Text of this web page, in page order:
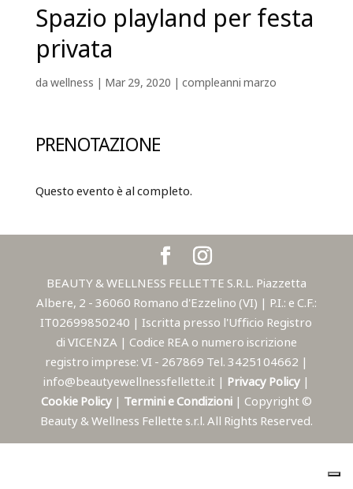
Spazio playland per festa
privata
dawellness | Mar 29, 2020 | compleanni marzo
PRENOTAZIONE
Questo evento è al completo.
BEAUTY & WELLNESS FELLETTE S.R.L. Piazzetta
Albere, 2 - 36060 Romano d'Ezzelino (VI) | P.I.: e C.F.:
IT02699850240 | Iscritta presso l'Ufficio Registro
di VICENZA | Codice REA o numero iscrizione
registro imprese: VI - 267869 Tel. 3425104662 |
info@beautyewellnessfellette.it | Privacy Policy |
Cookie Policy | Termini e Condizioni | Copyright ©
Beauty & Wellness Fellette s.r.l. All Rights Reserved.